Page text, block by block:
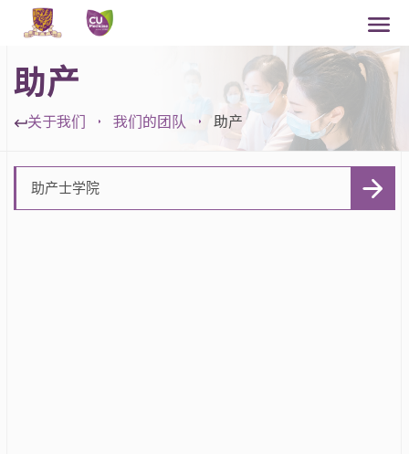
助产
关于我们 我们的团队 助产
助产士学院